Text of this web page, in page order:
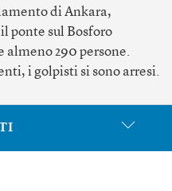
di Ankara,
ponte sul Bosforo
almeno 290 persone.
i golpisti si sono arresi.